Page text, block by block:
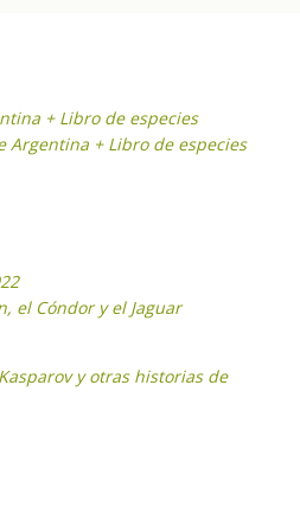
+ Libro de especies
Argentina + Libro de especies
el Cóndor y el Jaguar
y otras historias de